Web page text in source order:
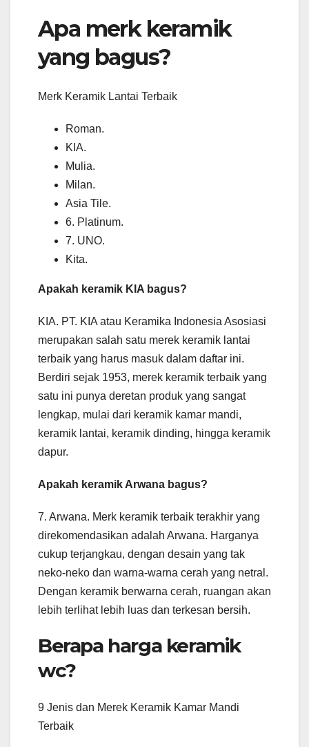
Apa merk keramik
yang bagus?
Merk Keramik Lantai Terbaik
Roman.
KIA.
Mulia.
Milan.
Asia Tile.
6. Platinum.
7. UNO.
Kita.
Apakah keramik KIA bagus?
KIA. PT. KIA atau Keramika Indonesia Asosiasi
merupakan salah satu merek keramik lantai
terbaik yang harus masuk dalam daftar ini.
Berdiri sejak 1953, merek keramik terbaik yang
satu ini punya deretan produk yang sangat
lengkap, mulai dari keramik kamar mandi,
keramik lantai, keramik dinding, hingga keramik
dapur.
Apakah keramik Arwana bagus?
7. Arwana. Merk keramik terbaik terakhir yang
direkomendasikan adalah Arwana. Harganya
cukup terjangkau, dengan desain yang tak
neko-neko dan warna-warna cerah yang netral.
Dengan keramik berwarna cerah, ruangan akan
lebih terlihat lebih luas dan terkesan bersih.
Berapa harga keramik
wc?
9 Jenis dan Merek Keramik Kamar Mandi
Terbaik